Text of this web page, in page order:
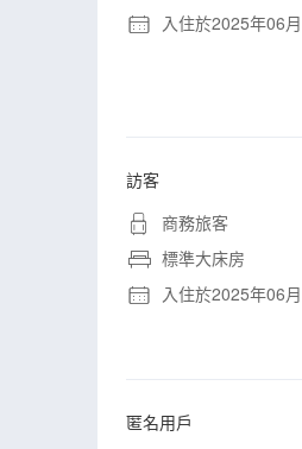
入住於2025年06月
訪客
商務旅客
標準大床房
入住於2025年06月
匿名用戶